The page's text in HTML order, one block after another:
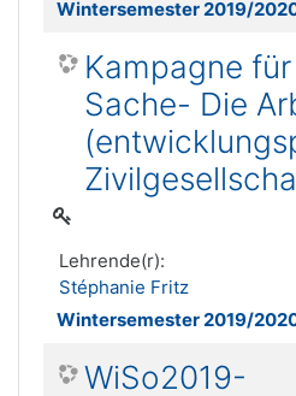
Wintersemester 2019/
Kampagne
Sache- Die
Lehrende(r):
Stéphanie Fritz
Wintersemester 2019/
WiSo2019-